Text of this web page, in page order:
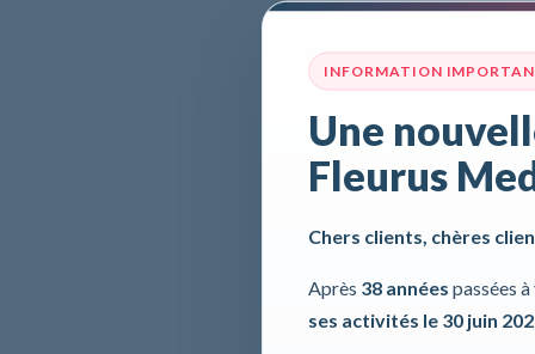
INFORMATION
Une
Fleurus
Chers clients, chères
Après 38 années passées
ses activités le 30 juin